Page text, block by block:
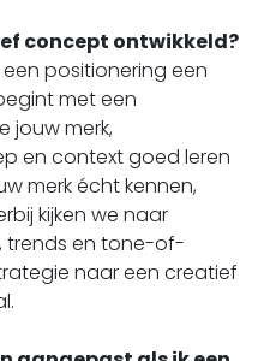
concept ontwikkeld?
positionering een
met een
jouw merk,
en context goed leren
merk écht kennen,
kijken we naar
trends en tone-of-
naar een creatief